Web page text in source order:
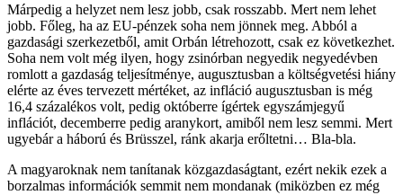
Márpedig a helyzet nem lesz jobb, csak rosszabb. Mert nem lehet
jobb. Főleg, ha az EU-pénzek soha nem jönnek meg. Abból a
gazdasági szerkezetből, amit Orbán létrehozott, csak ez következhet.
Soha nem volt még ilyen, hogy zsinórban negyedik negyedévben
romlott a gazdaság teljesítménye, augusztusban a költségvetési hiány
elérte az éves tervezett mértéket, az infláció augusztusban is még
16,4 százalékos volt, pedig októberre ígértek egyszámjegyű
inflációt, decemberre pedig aranykort, amiből nem lesz semmi. Mert
ugyebár a háború és Brüsszel, ránk akarja erőltetni… Bla-bla.
A magyaroknak nem tanítanak közgazdaságtant, ezért nekik ezek a
borzalmas információk semmit nem mondanak (miközben ez még